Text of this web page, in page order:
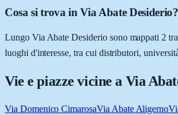
Cosa si trova in Via Abate Desiderio?
Lungo Via Abate Desiderio sono mappati 2
luoghi d'interesse, tra cui distributori,
Vie e piazze vicine a Via
Via Domenico CimarosaVia Abate Aligerno